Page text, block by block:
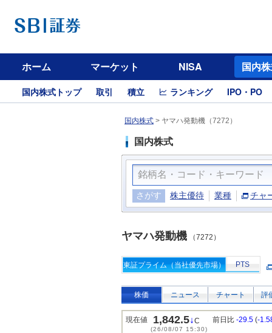
ホーム マーケット NISA 国内
国内株式トップ 取引 積立 ランキング IPO・PO
国内株式 > ヤマハ発動機（7272）
国内株式
さがす 株主優待 業種 チャ
ヤマハ発動機 （7272）
東証プライム（当社優先市場） PTS
株価 ニュース チャート 評
現在値 1,842.5↓C
(26/08/07 15:30)
前日比 -29.5 (-